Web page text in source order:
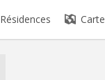
Résidences Carte